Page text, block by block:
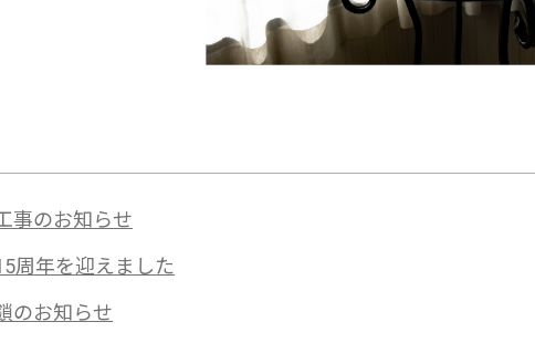
事のお知らせ
周年を迎えました
のお知らせ